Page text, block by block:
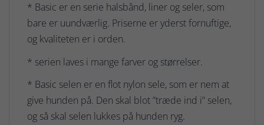
* Basic er en serie halsbånd, liner og seler, som
bare er uundværlig. Priserne er yderst fornuftige,
og kvaliteten er i orden.
* serien laves i mange farver og størrelser.
* Basic selen er en flot nylon sele, som er nem at
give hunden på. Den skal blot ”træde ind i” selen,
og så skal selen lukkes på hunden ryg.